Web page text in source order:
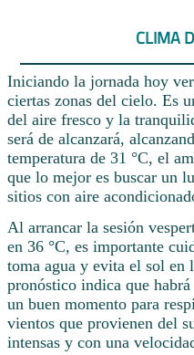
CLIMA
Iniciando la jornada hoy
ciertas zonas del cielo. Es
del aire fresco y la
será de alcanzará,
temperatura de 31 °C, el
que lo mejor es buscar un
sitios con aire
Al arrancar la sesión
en 36 °C, es importante
toma agua y evita el sol en
pronóstico indica que
un buen momento para
vientos que provienen del
intensas y con una